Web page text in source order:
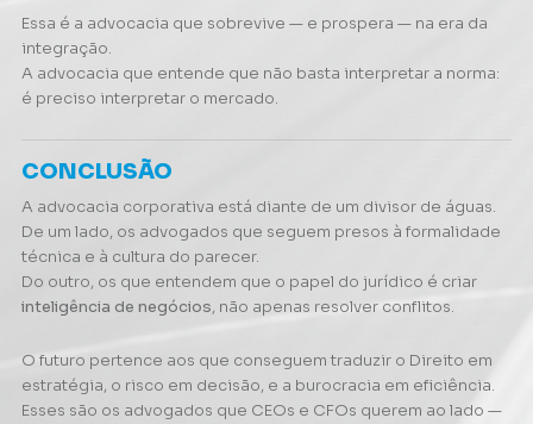
Essa é a advocacia que sobrevive — e prospera — na era da
integração.
A advocacia que entende que não basta interpretar a norma:
é preciso interpretar o mercado.
CONCLUSÃO
A advocacia corporativa está diante de um divisor de águas.
De um lado, os advogados que seguem presos à formalidade
técnica e à cultura do parecer.
Do outro, os que entendem que o papel do jurídico é criar
inteligência de negócios, não apenas resolver conflitos.
O futuro pertence aos que conseguem traduzir o Direito em
estratégia, o risco em decisão, e a burocracia em eficiência.
Esses são os advogados que CEOs e CFOs querem ao lado —